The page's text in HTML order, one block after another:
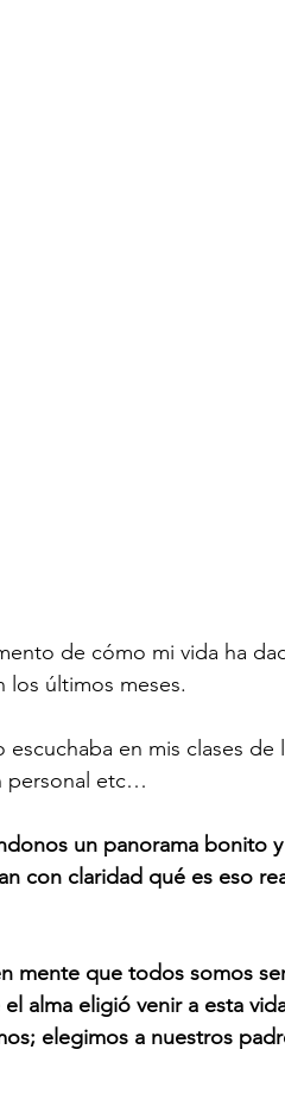
de cómo mi vida ha
los últimos meses.
en mis clases de
personal etc…
un panorama bonito
con claridad qué es eso
mente que todos somos
alma eligió venir a esta
elegimos a nuestros